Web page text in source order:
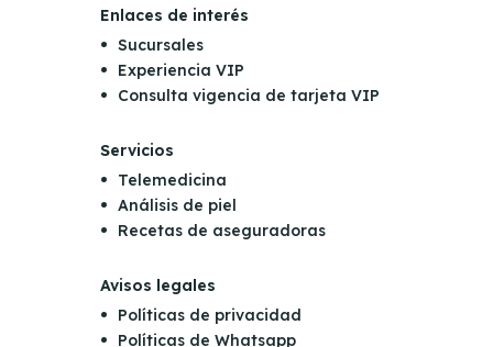
Enlaces de interés
Sucursales
Experiencia VIP
Consulta vigencia de tarjeta VIP
Servicios
Telemedicina
Análisis de piel
Recetas de aseguradoras
Avisos legales
Políticas de privacidad
Políticas de Whatsapp